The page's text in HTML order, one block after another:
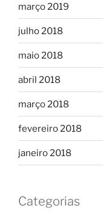
março 2019
julho 2018
maio 2018
abril 2018
março 2018
fevereiro 2018
janeiro 2018
Categorias